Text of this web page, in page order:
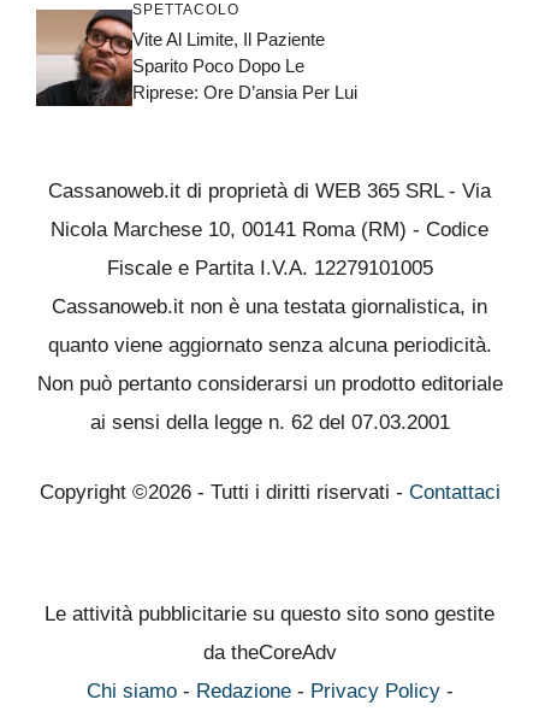
SPETTACOLO
Vite Al Limite, Il Paziente
Sparito Poco Dopo Le
Riprese: Ore D’ansia Per Lui
Cassanoweb.it di proprietà di WEB 365 SRL - Via
Nicola Marchese 10, 00141 Roma (RM) - Codice
Fiscale e Partita I.V.A. 12279101005
Cassanoweb.it non è una testata giornalistica, in
quanto viene aggiornato senza alcuna periodicità.
Non può pertanto considerarsi un prodotto editoriale
ai sensi della legge n. 62 del 07.03.2001
Copyright ©2026 - Tutti i diritti riservati - Contattaci
Le attività pubblicitarie su questo sito sono gestite
da theCoreAdv
Chi siamo- Redazione- Privacy Policy-